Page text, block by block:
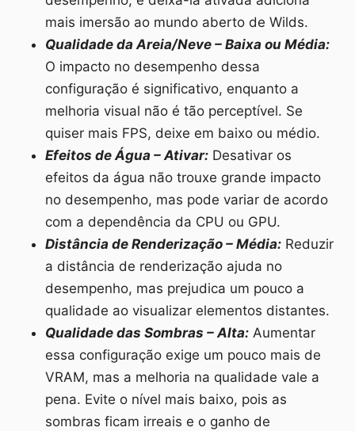
mais imersão ao mundo aberto de Wilds.
Qualidade da Areia/Neve – Baixa ou Média:
O impacto no desempenho dessa
configuração é significativo, enquanto a
melhoria visual não é tão perceptível. Se
quiser mais FPS, deixe em baixo ou médio.
Efeitos de Água – Ativar: Desativar os
efeitos da água não trouxe grande impacto
no desempenho, mas pode variar de acordo
com a dependência da CPU ou GPU.
Distância de Renderização – Média: Reduzir
a distância de renderização ajuda no
desempenho, mas prejudica um pouco a
qualidade ao visualizar elementos distantes.
Qualidade das Sombras – Alta: Aumentar
essa configuração exige um pouco mais de
VRAM, mas a melhoria na qualidade vale a
pena. Evite o nível mais baixo, pois as
sombras ficam irreais e o ganho de